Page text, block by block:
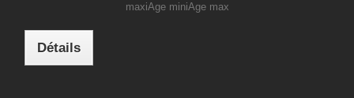
maxiAge miniAge max
Détails